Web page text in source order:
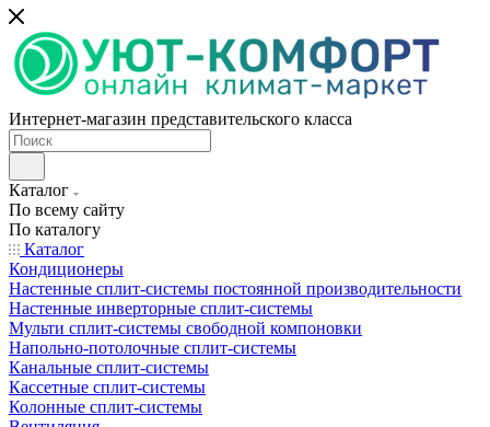
Интернет-магазин представительского класса
Каталог
По всему сайту
По каталогу
Каталог
Кондиционеры
Настенные сплит-системы постоянной производительности
Настенные инверторные сплит-системы
Мульти сплит-системы свободной компоновки
Напольно-потолочные сплит-системы
Канальные сплит-системы
Кассетные сплит-системы
Колонные сплит-системы